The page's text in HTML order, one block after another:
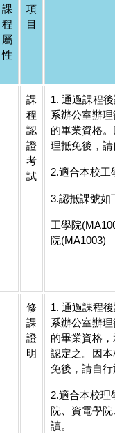
課
程
屬
性
項
目
課
程
認
證
考
試
1. 通過課程
系辦公室辦
的畢業資格
理抵免後，請
2.適合本校工
3.認抵課號如
工學院
院(MA1003)
修
課
證
明
1. 通過課程
系辦公室辦
的畢業資格
認定之。因
免後，請自行
2.適合本校理
院、資電學
讀。